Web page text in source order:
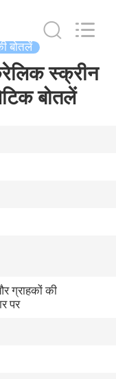
बोतलें
स्क्रीन
बोतलें
ग्राहकों की
पर